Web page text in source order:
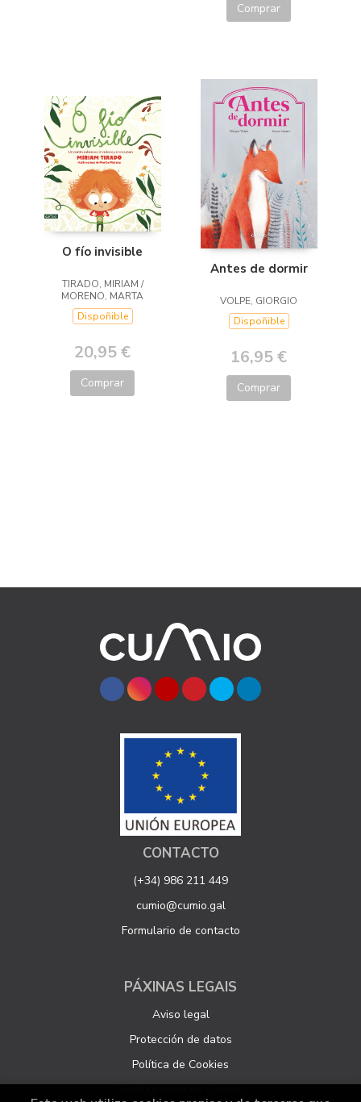
Comprar
O fío invisible
TIRADO, MIRIAM /
MORENO, MARTA
Dispoñible
20,95 €
Comprar
Antes de dormir
VOLPE, GIORGIO
Dispoñible
16,95 €
Comprar
CONTACTO
(+34) 986 211 449
cumio@cumio.gal
Formulario de contacto
PÁXINAS LEGAIS
Aviso legal
Protección de datos
Política de Cookies
Configuración de Cookies